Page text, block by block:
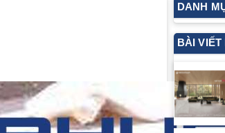
DANH
BÀI VIẾT